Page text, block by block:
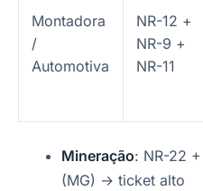
Montadora
/
Automotiva
NR-12 +
NR-9 +
NR-11
Mineração: NR-22
(MG) → ticket alto